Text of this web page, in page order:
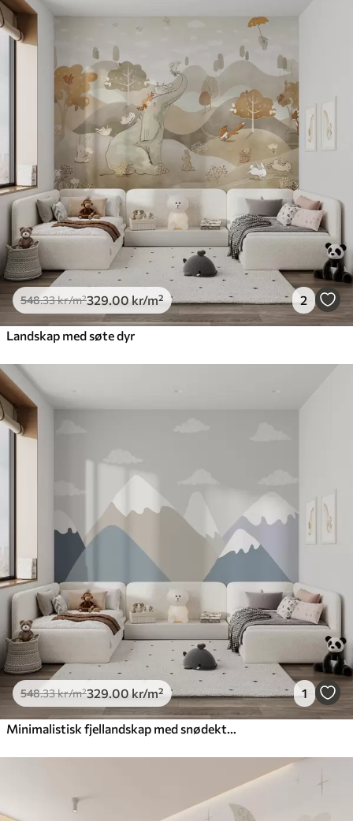
548.33kr/m²329.00 kr/m² 2
Landskap med søte dyr
548.33kr/m²329.00 kr/m² 1